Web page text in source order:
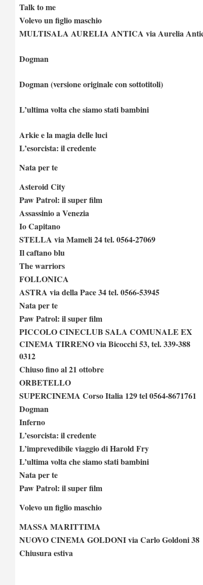
Talk to me
Volevo un figlio maschio
MULTISALA AURELIA ANTICA via Aurelia
Dogman
Dogman (versione originale con sottotitoli)
L’ultima volta che siamo stati bambini
Arkie e la magia delle luci
L’esorcista: il credente
Nata per te
Asteroid City
Paw Patrol: il super film
Assassinio a Venezia
Io Capitano
STELLA via Mameli 24 tel. 0564-27069
Il caftano blu
The warriors
FOLLONICA
ASTRA via della Pace 34 tel. 0566-53945
Nata per te
Paw Patrol: il super film
PICCOLO CINECLUB SALA COMUNALE EX
CINEMA TIRRENO via Bicocchi 53, tel. 339-388
0312
Chiuso fino al 21 ottobre
ORBETELLO
SUPERCINEMA Corso Italia 129 tel 0564-8671761
Dogman
Inferno
L’esorcista: il credente
L’imprevedibile viaggio di Harold Fry
L’ultima volta che siamo stati bambini
Nata per te
Paw Patrol: il super film
Volevo un figlio maschio
MASSA MARITTIMA
NUOVO CINEMA GOLDONI via Carlo Goldoni 38
Chiusura estiva